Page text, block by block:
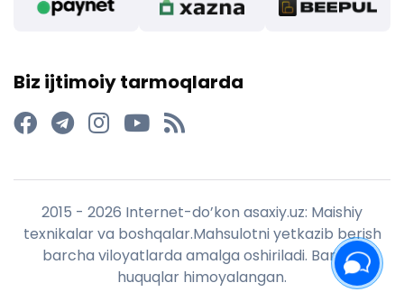
Biz ijtimoiy tarmoqlarda
2015 - 2026 Internet-do’kon asaxiy.uz: Maishiy
texnikalar va boshqalar.Mahsulotni yetkazib berish
barcha viloyatlarda amalga oshiriladi. Barcha
huquqlar himoyalangan.